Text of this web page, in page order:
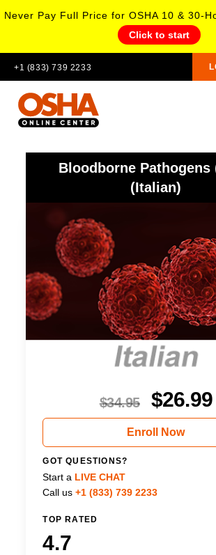
Never Pay Full Price for OSHA 10 & 30-
Click to start
+1 (833) 739 2233
Bloodborne Pathogens
(Italian)
$34.95 $26.99
Enroll Now
GOT QUESTIONS?
Start a LIVE CHAT
Call us +1 (833) 739 2233
TOP RATED
4.7